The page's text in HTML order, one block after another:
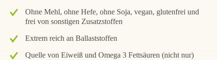
Ohne Mehl, ohne Hefe, ohne Soja, vegan, glutenfrei und
frei von sonstigen Zusatzstoffen
Extrem reich an Ballaststoffen
Quelle von Eiweiß und Omega 3 Fettsäuren (nicht nur)